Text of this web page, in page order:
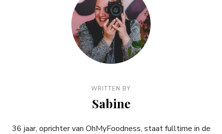
WRITTEN BY
Sabine
36 jaar, oprichter van OhMyFoodness, staat fulltime in de